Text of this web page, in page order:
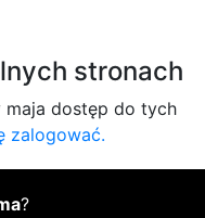
stronach
dostęp do tych
zalogować.
?